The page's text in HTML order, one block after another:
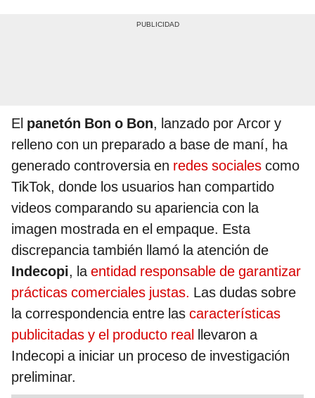
El panetón Bon o Bon, lanzado por Arcor y
relleno con un preparado a base de maní, ha
generado controversia en redes sociales como
TikTok, donde los usuarios han compartido
videos comparando su apariencia con la
imagen mostrada en el empaque. Esta
discrepancia también llamó la atención de
Indecopi, laentidad responsable de garantizar
prácticas comerciales justas. Las dudas sobre
la correspondencia entre las características
publicitadas y el producto real llevaron a
Indecopi a iniciar un proceso de investigación
preliminar.